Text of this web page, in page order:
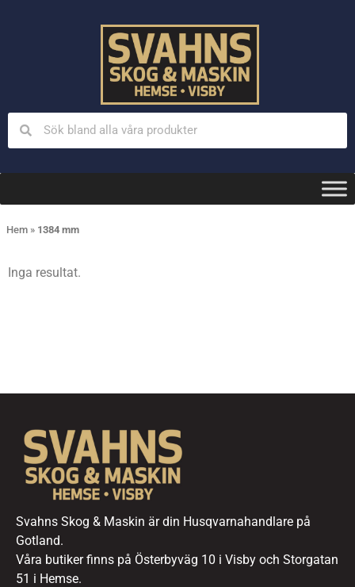
Hem » 1384 mm
Inga resultat.
Svahns Skog & Maskin är din Husqvarnahandlare på
Gotland.
Våra butiker finns på Österbyväg 10 i Visby och Storgatan
51 i Hemse.